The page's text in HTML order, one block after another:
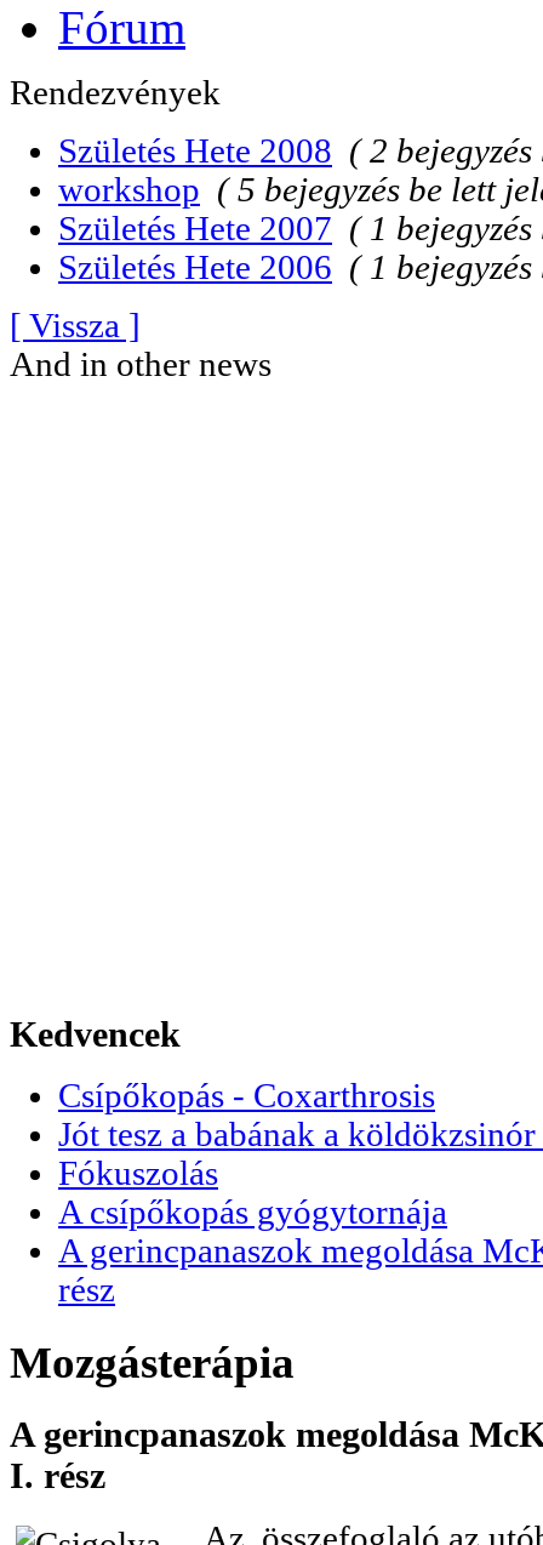
Fórum
Rendezvények
Születés Hete 2008 ( 2
workshop ( 5 bejegyzés be lett
Születés Hete 2007 ( 1
Születés Hete 2006 ( 1
[ Vissza ]
And in other news
Kedvencek
Csípőkopás - Coxarthrosis
Jót tesz a babának a
Fókuszolás
A csípőkopás gyógytornája
A gerincpanaszok megoldása
rész
Mozgásterápia
A gerincpanaszok megoldása
I. rész